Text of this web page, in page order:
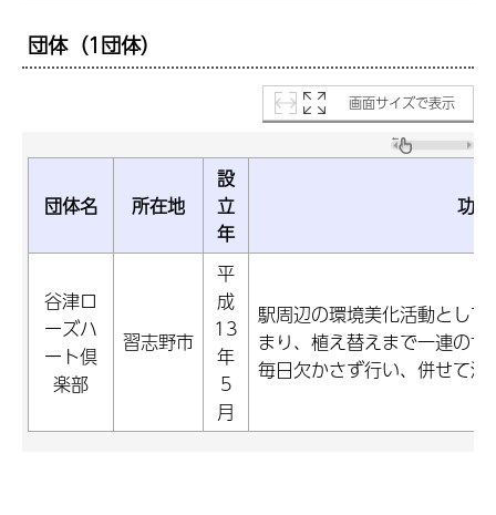
団体（1団体）
画面サイズで表示
団体名 所在地
設
立
年
功
谷津ロ
ーズハ
ート倶
楽部
習志野市
平
成
13
年
5
月
駅周辺の環境美化活動とし
まり、植え替えまで一連の
毎日欠かさず行い、併せて